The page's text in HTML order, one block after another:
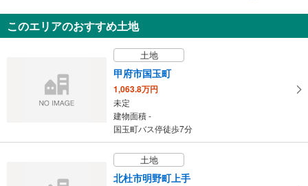
いろどりアイタウン 甲府市住吉2丁目
建物面積 108.47m
身延線 「甲斐住吉」駅 徒歩5分
このエリアのおすすめ土地
土地
甲府市国玉町
1,063.8万円
未定
建物面積 -
国玉町バス停徒歩7分
土地
北杜市明野町上手